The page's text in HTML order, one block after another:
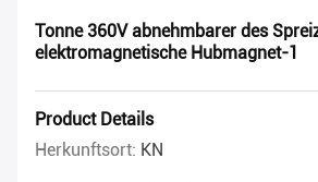
Tonne 360V abnehmbarer des
elektromagnetische Hubmagnet-1
Product Details
Herkunftsort: KN